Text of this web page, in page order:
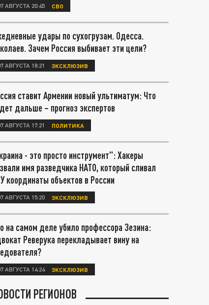
АВГУСТА 20:45 СВО
удары по сухогрузам. Одесса.
Зачем Россия выбивает эти цели?
АВГУСТА 18:21 ЭКСКЛЮЗИВ
ставит Армении новый ультиматум: Что
дальше – прогноз экспертов
АВГУСТА 17:21 ПОЛИТИКА
- это просто инструмент": Хакеры
имя разведчика НАТО, который сливал
координаты объектов в России
АВГУСТА 15:20 ЭКСКЛЮЗИВ
на самом деле убило профессора Зезина:
Реверука перекладывает вину на
АВГУСТА 14:24 ЭКСКЛЮЗИВ
РЕГИОНОВ